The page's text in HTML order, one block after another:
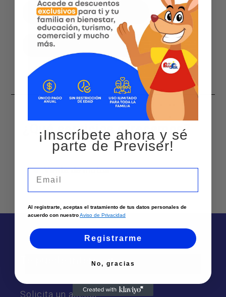
Instagram
Página web
¿Qué servicios ofrecemos?
Venta de motos
Te puede interesar
Solicita un asesor
¡Inscríbete ahora y sé
parte de Previser!
Al registrarte, aceptas el tratamiento de tus datos personales de
acuerdo con nuestroAviso de Privacidad
Registrarme
No, gracias